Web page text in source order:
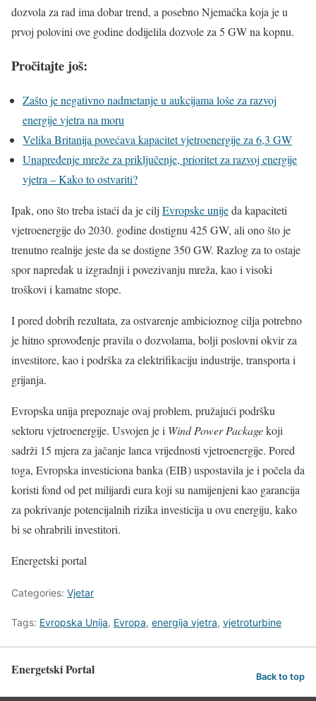
dozvola za rad ima dobar trend, a posebno Njemačka koja je u
prvoj polovini ove godine dodijelila dozvole za 5 GW na kopnu.
Pročitajte još:
Zašto je negativno nadmetanje u aukcijama loše za razvoj
energije vjetra na moru
Velika Britanija povećava kapacitet vjetroenergije za 6,3 GW
Unapređenje mreže za priključenje, prioritet za razvoj energije
vjetra – Kako to ostvariti?
Ipak, ono što treba istaći da je cilj Evropske unijeda kapaciteti
vjetroenergije do 2030. godine dostignu 425 GW, ali ono što je
trenutno realnije jeste da se dostigne 350 GW. Razlog za to ostaje
spor napredak u izgradnji i povezivanju mreža, kao i visoki
troškovi i kamatne stope.
I pored dobrih rezultata, za ostvarenje ambicioznog cilja potrebno
je hitno sprovođenje pravila o dozvolama, bolji poslovni okvir za
investitore, kao i podrška za elektrifikaciju industrije, transporta i
grijanja.
Evropska unija prepoznaje ovaj problem, pružajući podršku
sektoru vjetroenergije. Usvojen je i Wind Power Packagekoji
sadrži 15 mjera za jačanje lanca vrijednosti vjetroenergije. Pored
toga, Evropska investiciona banka (EIB) uspostavila je i počela da
koristi fond od pet milijardi eura koji su namijenjeni kao garancija
za pokrivanje potencijalnih rizika investicija u ovu energiju, kako
bi se ohrabrili investitori.
Energetski portal
Categories: Vjetar
Tags: Evropska Unija, Evropa, energija vjetra, vjetroturbine
Energetski Portal Back to top